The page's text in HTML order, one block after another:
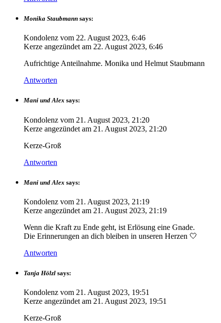
Monika Staubmann says:
Kondolenz vom 22. August 2023, 6:46
Kerze angezündet am 22. August 2023, 6:46
Aufrichtige Anteilnahme. Monika und Helmut Staubmann
Antworten
Mani und Alex says:
Kondolenz vom 21. August 2023, 21:20
Kerze angezündet am 21. August 2023, 21:20
Kerze-Groß
Antworten
Mani und Alex says:
Kondolenz vom 21. August 2023, 21:19
Kerze angezündet am 21. August 2023, 21:19
Wenn die Kraft zu Ende geht, ist Erlösung eine Gnade.
Die Erinnerungen an dich bleiben in unseren Herzen 🤍
Antworten
Tanja Hölzl says:
Kondolenz vom 21. August 2023, 19:51
Kerze angezündet am 21. August 2023, 19:51
Kerze-Groß